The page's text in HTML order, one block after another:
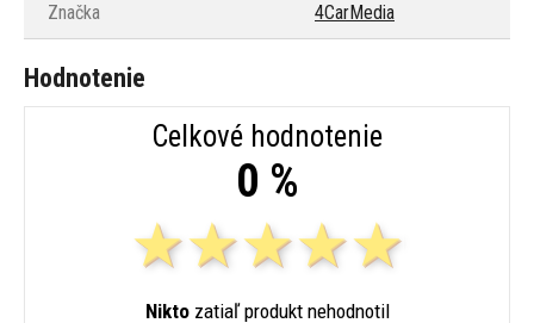
Značka 4CarMedia
Hodnotenie
Celkové hodnotenie
0 %
Niktozatiaľ produkt nehodnotil